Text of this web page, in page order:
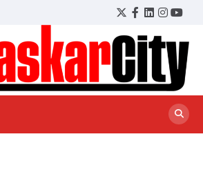
Twitter
Facebook
LinkedIn